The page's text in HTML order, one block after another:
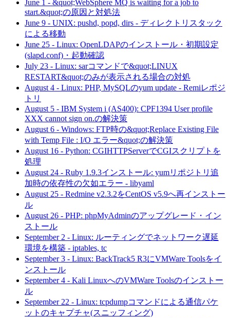
June 1 - &quot;WebSphere MQ is waiting for a job to
start.&quot;の原因と対処法
June 9 - UNIX: pushd, popd, dirs - ディレクトリスタック
による移動
June 25 - Linux: OpenLDAPのインストール・初期設定
(slapd.conf)・起動確認
July 23 - Linux: sarコマンドで&quot;LINUX
RESTART&quot;のみが表示される場合の対処
August 4 - Linux: PHP, MySQLのyum update - Remiレポジ
トリ
August 5 - IBM System i (AS400): CPF1394 User profile
XXX cannot sign on.の解決策
August 6 - Windows: FTP時の&quot;Replace Existing File
with Temp File : I/O エラー&quot;の解決策
August 16 - Python: CGIHTTPServerでCGIスクリプトを
処理
August 24 - Ruby 1.9.3インストール: yumリポジトリ追
加時の依存性の欠如エラー - libyaml
August 25 - Redmine v2.3.2をCentOS v5.9へ再インストー
ル
August 26 - PHP: phpMyAdminのアップグレード・イン
ストール
September 2 - Linux: ルーティングでネットワーク遅延
環境を構築 - iptables, tc
September 3 - Linux: BackTrack5 R3にVMWare Toolsをイ
ンストール
September 4 - Kali LinuxへのVMWare Toolsのインストー
ル
September 22 - Linux: tcpdumpコマンドによる通信パケ
ットのキャプチャ(スニッフィング)